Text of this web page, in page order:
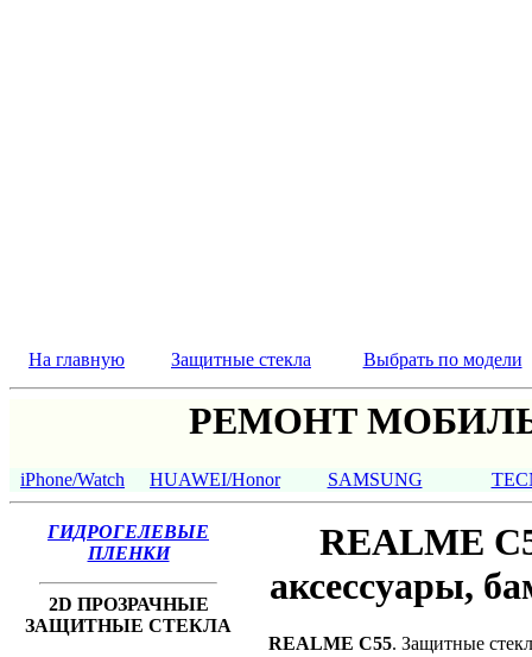
На главную Защитные стекла Выбрать по модели
РЕМОНТ
iPhone/Watch HUAWEI/Honor SAMSUNG
ГИДРОГЕЛЕВЫЕ
ПЛЕНКИ
2D ПРОЗРАЧНЫЕ
ЗАЩИТНЫЕ СТЕКЛА
REALME
аксессуары,
REALME C55. Защитные